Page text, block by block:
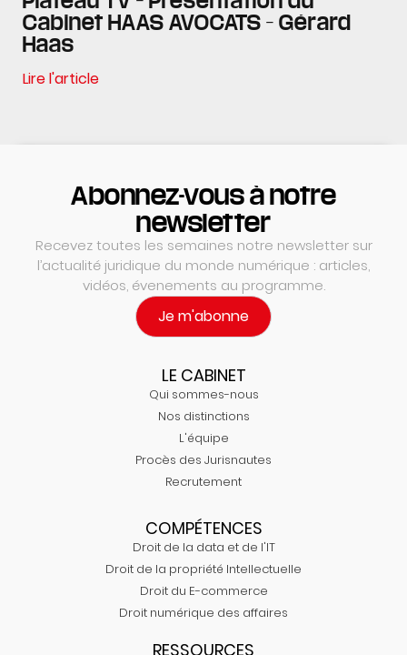
Cabinet HAAS AVOCATS – Gérard
Haas
Lire l'article
Abonnez-vous à notre
newsletter
Recevez toutes les semaines notre newsletter sur
l’actualité juridique du monde numérique : articles,
vidéos, évenements au programme.
Je m'abonne
LE CABINET
Qui sommes-nous
Nos distinctions
L'équipe
Procès des Jurisnautes
Recrutement
COMPÉTENCES
Droit de la data et de l'IT
Droit de la propriété Intellectuelle
Droit du E-commerce
Droit numérique des affaires
RESSOURCES